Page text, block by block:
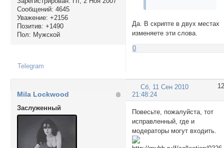
Сообщений: 4645
Уважение: +2156
Позитив: +1490
Пол: Мужской
Да. В скрипте в двух местах
изменяете эти слова.
0
Telegram
12
Сб, 11 Сен 2010
21:48:24
Mila Lockwood
Заслуженный
Повесьте, пожалуйста, тот
исправленный, где и
модераторы могут входить.